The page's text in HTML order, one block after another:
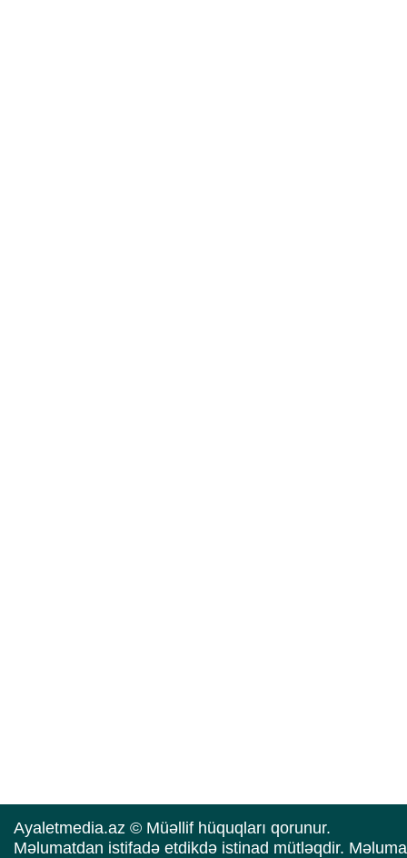
Ayaletmedia.az © Müəllif hüquqları qorunur.
Məlumatdan istifadə etdikdə istinad mütləqdir.